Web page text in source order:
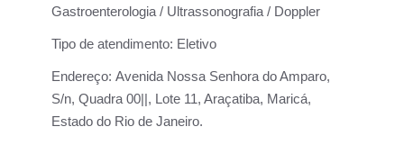
Gastroenterologia / Ultrassonografia / Doppler
Tipo de atendimento: Eletivo
Endereço: Avenida Nossa Senhora do Amparo,
S/n, Quadra 00||, Lote 11, Araçatiba, Maricá,
Estado do Rio de Janeiro.